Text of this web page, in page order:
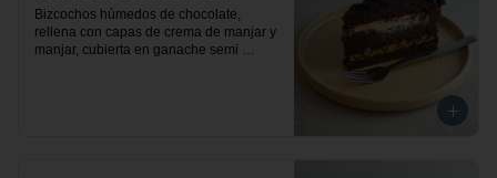
Bizcochos húmedos de chocolate,
rellena con capas de crema de manjar y
manjar, cubierta en ganache semi